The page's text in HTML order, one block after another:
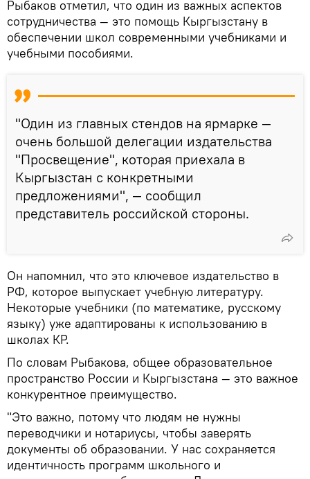
Рыбаков отметил, что один из важных аспектов
сотрудничества — это помощь Кыргызстану в
обеспечении школ современными учебниками и
учебными пособиями.
"Один из главных стендов на ярмарке —
очень большой делегации издательства
"Просвещение", которая приехала в
Кыргызстан с конкретными
предложениями", — сообщил
представитель российской стороны.
Он напомнил, что это ключевое издательство в
РФ, которое выпускает учебную литературу.
Некоторые учебники (по математике, русскому
языку) уже адаптированы к использованию в
школах КР.
По словам Рыбакова, общее образовательное
пространство России и Кыргызстана — это важное
конкурентное преимущество.
"Это важно, потому что людям не нужны
переводчики и нотариусы, чтобы заверять
документы об образовании. У нас сохраняется
идентичность программ школьного и